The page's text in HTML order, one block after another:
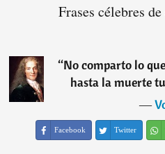
Frases célebres
“No comparto lo
hasta la muerte
―
Facebook Twitter